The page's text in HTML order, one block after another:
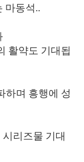
마동석..
활약도 기대됩
하며 흥행에 성
리즈물 기대